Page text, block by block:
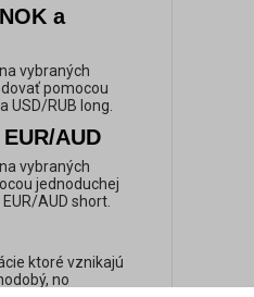
a
vybraných
pomocou
USD/RUB long.
AUD
vybraných
jednoduchej
AUD short.
ktoré vznikajú
no